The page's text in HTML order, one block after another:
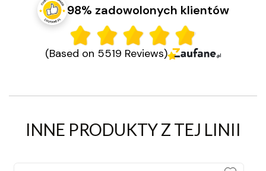
98% zadowolonych klientów
(Based on 5519 Reviews)
INNE PRODUKTY Z TEJ LINII